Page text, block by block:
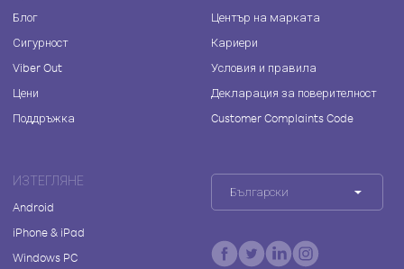
Блог
Сигурност
Viber Out
Цени
Поддръжка
Център на марката
Кариери
Условия и правила
Декларация за поверителност
Customer Complaints Code
ИЗТЕГЛЯНЕ
Android
iPhone & iPad
Windows PC
Български